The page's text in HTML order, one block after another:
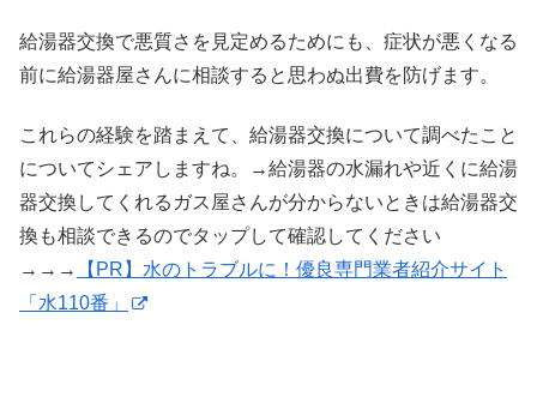
給湯器交換で悪質さを見定めるためにも、症状が悪くなる
前に給湯器屋さんに相談すると思わぬ出費を防げます。
これらの経験を踏まえて、給湯器交換について調べたこと
についてシェアしますね。→給湯器の水漏れや近くに給湯
器交換してくれるガス屋さんが分からないときは給湯器交
換も相談できるのでタップして確認してください
→→→
【PR】水のトラブルに！優良専門業者紹介サイト
「水110番」